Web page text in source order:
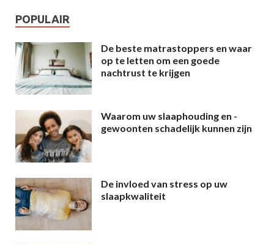
POPULAIR
De beste matrastoppers en waar
op te letten om een goede
nachtrust te krijgen
Waarom uw slaaphouding en -
gewoonten schadelijk kunnen zijn
De invloed van stress op uw
slaapkwaliteit